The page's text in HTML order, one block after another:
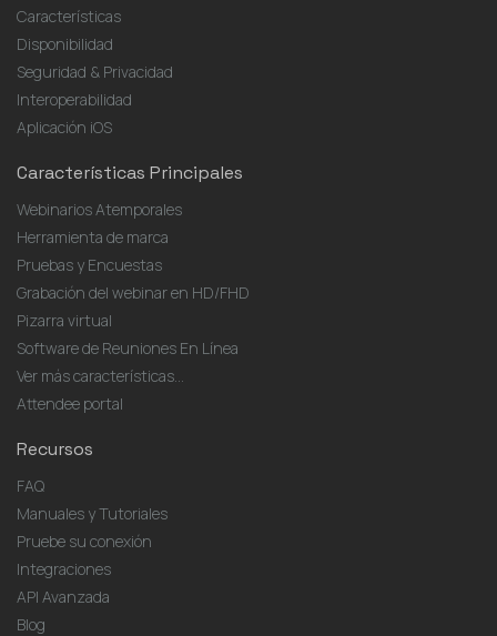
Características
Disponibilidad
Seguridad & Privacidad
Interoperabilidad
Aplicación iOS
Características Principales
Webinarios Atemporales
Herramienta de marca
Pruebas y Encuestas
Grabación del webinar en HD/FHD
Pizarra virtual
Software de Reuniones En Línea
Ver más características...
Attendee portal
Recursos
FAQ
Manuales y Tutoriales
Pruebe su conexión
Integraciones
API Avanzada
Blog